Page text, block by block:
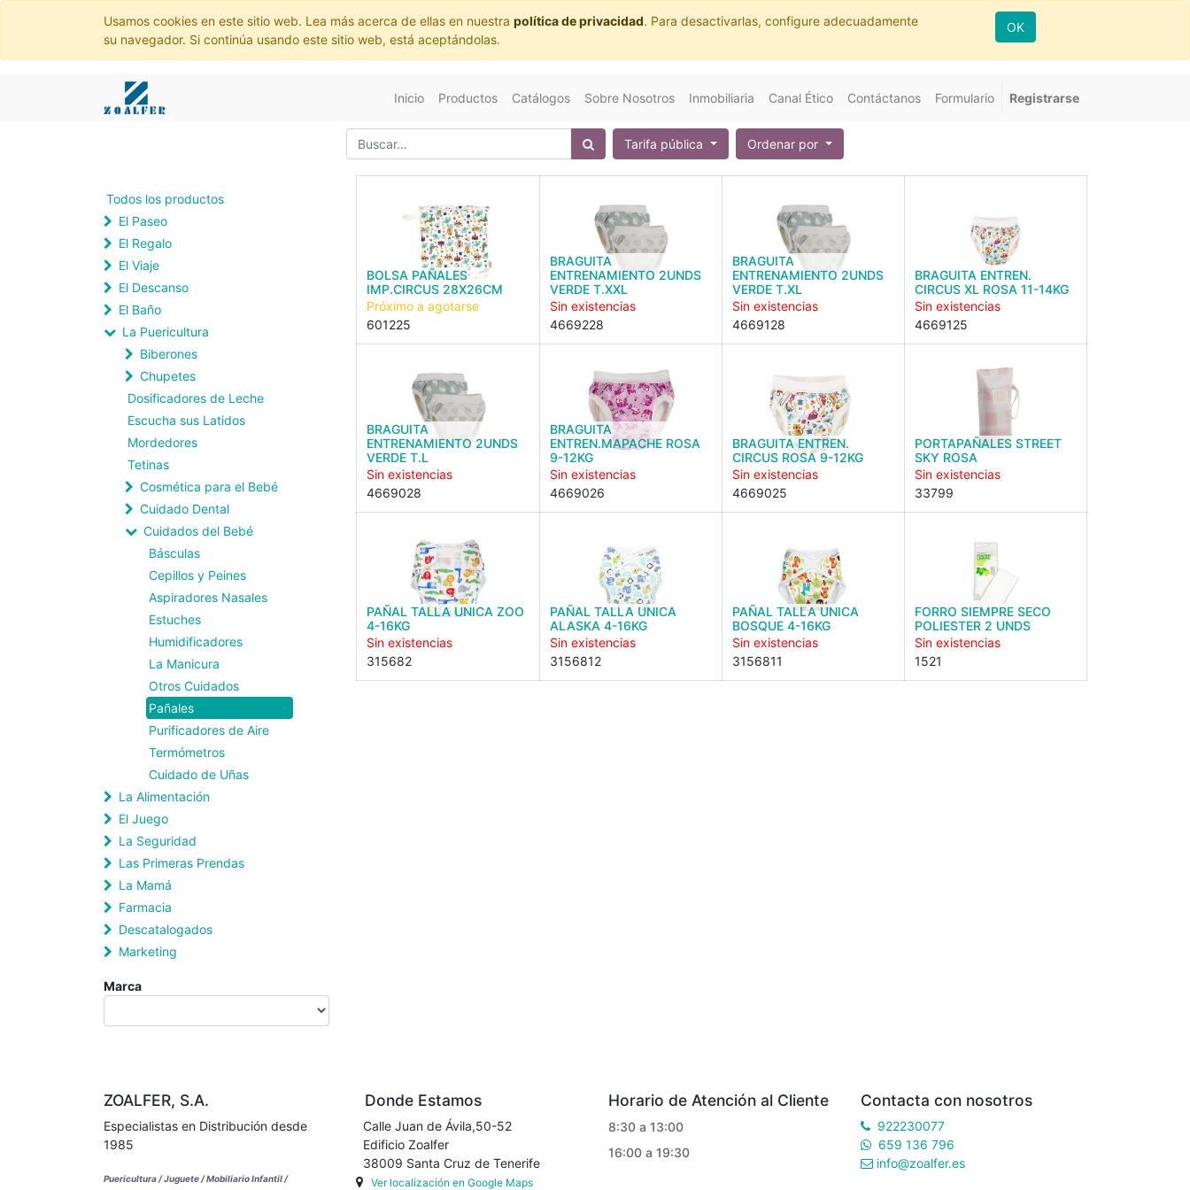
Usamos cookies en este sitio web. Lea más acerca de ellas en nuestra política de privacidad. Para desactivarlas, configure adecuadamente
su navegador. Si continúa usando este sitio web, está aceptándolas.
OK
Inicio Productos Catálogos Sobre Nosotros Inmobiliaria Canal Ético Contáctanos Formulario Registrarse
Tarifa pública Ordenar por
Todos los productos
El Paseo
El Regalo
El Viaje
El Descanso
El Baño
La Puericultura
Biberones
Chupetes
Dosificadores de Leche
Escucha sus Latidos
Mordedores
Tetinas
Cosmética para el Bebé
Cuidado Dental
Cuidados del Bebé
Básculas
Cepillos y Peines
Aspiradores Nasales
Estuches
Humidificadores
La Manicura
Otros Cuidados
Pañales
Purificadores de Aire
Termómetros
Cuidado de Uñas
La Alimentación
El Juego
La Seguridad
Las Primeras Prendas
La Mamá
Farmacia
Descatalogados
Marketing
Marca
BOLSA PAÑALES
IMP.CIRCUS 28X26CM
Próximo a agotarse
601225
BRAGUITA
ENTRENAMIENTO 2UNDS
VERDE T.XXL
Sin existencias
4669228
BRAGUITA
ENTRENAMIENTO 2UNDS
VERDE T.XL
Sin existencias
4669128
BRAGUITA ENTREN.
CIRCUS XL ROSA 11-14KG
Sin existencias
4669125
BRAGUITA
ENTRENAMIENTO 2UNDS
VERDE T.L
Sin existencias
4669028
BRAGUITA
ENTREN.MAPACHE ROSA
9-12KG
Sin existencias
4669026
BRAGUITA ENTREN.
CIRCUS ROSA 9-12KG
Sin existencias
4669025
PORTAPAÑALES STREET
SKY ROSA
Sin existencias
33799
PAÑAL TALLA UNICA ZOO
4-16KG
Sin existencias
315682
PAÑAL TALLA UNICA
ALASKA 4-16KG
Sin existencias
3156812
PAÑAL TALLA UNICA
BOSQUE 4-16KG
Sin existencias
3156811
FORRO SIEMPRE SECO
POLIESTER 2 UNDS
Sin existencias
1521
ZOALFER, S.A.
Especialistas en Distribución desde
1985
Puericultura / Juguete / Mobiliario Infantil /
Donde Estamos
Calle Juan de Ávila,50-52
Edificio Zoalfer
38009 Santa Cruz de Tenerife
Ver localización en Google Maps
Horario de Atención al Cliente
8:30 a 13:00
16:00 a 19:30
Contacta con nosotros
922230077
659 136 796
info@zoalfer.es